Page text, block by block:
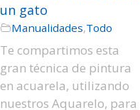
un gato
Manualidades,Todo
Te compartimos esta
gran técnica de pintura
en acuarela, utilizando
nuestros Aquarelo, para